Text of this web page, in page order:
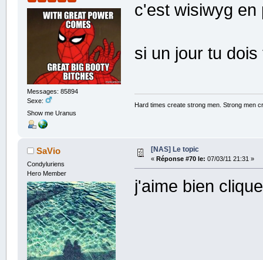
Messages: 85894
Sexe:
Show me Uranus
c'est wisiwyg en
si un jour tu
Hard times create strong men. Strong men
SaVio
Condyluriens
Hero Member
[NAS] Le topic
« Réponse #70 le: 07/03/11 21:31 »
j'aime bien